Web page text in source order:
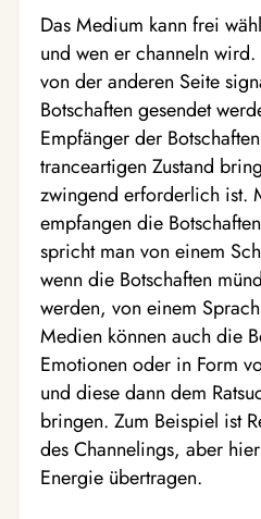
Das Medium kann frei
und wen er channeln
von der anderen Seite
Botschaften gesendet
Empfänger der
tranceartigen Zustand
zwingend erforderlich ist.
empfangen die
spricht man von einem
wenn die Botschaften
werden, von einem
Medien können auch die
Emotionen oder in Form
und diese dann dem
bringen. Zum Beispiel ist
des Channelings, aber
Energie übertragen.